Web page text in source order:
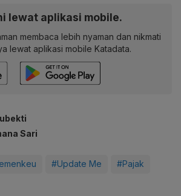
lewat aplikasi mobile.
membaca lebih nyaman dan nikmati
lewat aplikasi mobile Katadata.
Sari
#Update Me #Pajak